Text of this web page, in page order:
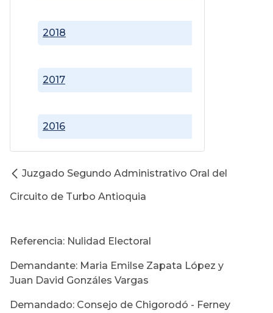
2016
2017
2018
Juzgado Segundo Administrativo Oral del
Circuito de Turbo Antioquia
Referencia: Nulidad Electoral
Demandante: Maria Emilse Zapata López y
Juan David Gonzáles Vargas
Demandado: Consejo de Chigorodó - Ferney